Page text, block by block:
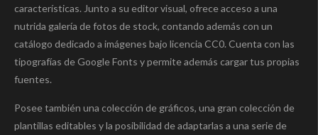
características. Junto a su editor visual, ofrece acceso a una
nutrida galería de fotos de stock, contando además con un
catálogo dedicado a imágenes bajo licencia CC0. Cuenta con las
tipografías de Google Fonts y permite además cargar tus propias
fuentes.
Posee también una colección de gráficos, una gran colección de
plantillas editables y la posibilidad de adaptarlas a una serie de